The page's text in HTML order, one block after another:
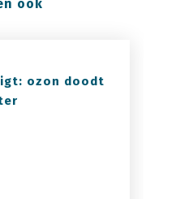
ook
ozon doodt